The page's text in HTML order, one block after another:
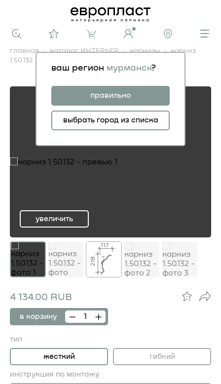
ваш регион мурманск?
правильно
выбрать город из списка
главная каталог ИНТЕРЬЕР карнизы
карниз
1.50.132
карниз 1.50.132
ru
увеличить
117
218
4 134.00 RUB
в корзину
тип
жесткий гибкий
инструкция по монтажу